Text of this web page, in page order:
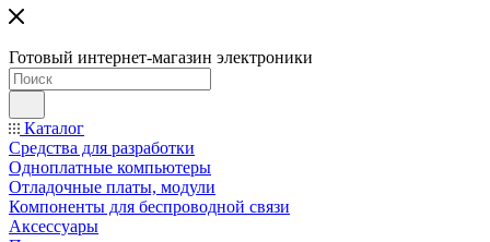
Готовый интернет-магазин электроники
Каталог
Средства для разработки
Одноплатные компьютеры
Отладочные платы, модули
Компоненты для беспроводной связи
Аксессуары